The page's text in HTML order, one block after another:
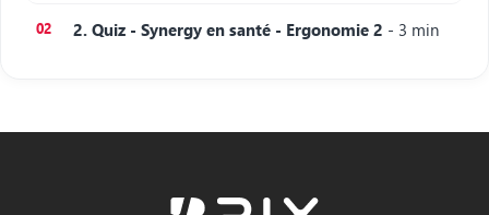
2. Quiz - Synergy en santé - Ergonomie 2 - 3 min